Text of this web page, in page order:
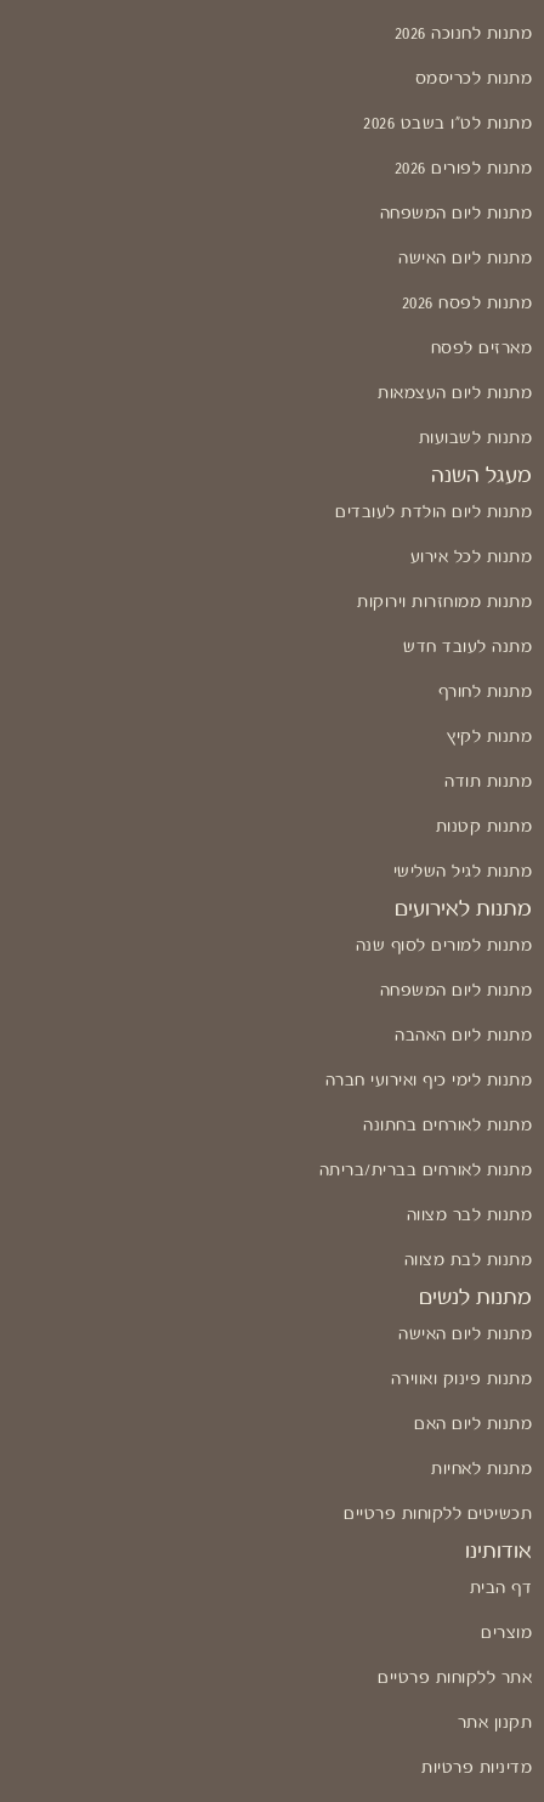
מתנות לחנוכה 2026
מתנות לכריסמס
מתנות לט"ו בשבט 2026
מתנות לפורים 2026
מתנות ליום המשפחה
מתנות ליום האישה
מתנות לפסח 2026
מארזים לפסח
מתנות ליום העצמאות
מתנות לשבועות
מעגל השנה
מתנות ליום הולדת לעובדים
מתנות לכל אירוע
מתנות ממוחזרות וירוקות
מתנה לעובד חדש
מתנות לחורף
מתנות לקיץ
מתנות תודה
מתנות קטנות
מתנות לגיל השלישי
מתנות לאירועים
מתנות למורים לסוף שנה
מתנות ליום המשפחה
מתנות ליום האהבה
מתנות לימי כיף ואירועי חברה
מתנות לאורחים בחתונה
מתנות לאורחים בברית/בריתה
מתנות לבר מצווה
מתנות לבת מצווה
מתנות לנשים
מתנות ליום האישה
מתנות פינוק ואווירה
מתנות ליום האם
מתנות לאחיות
תכשיטים ללקוחות פרטיים
אודותינו
דף הבית
מוצרים
אתר ללקוחות פרטיים
תקנון אתר
מדיניות פרטיות